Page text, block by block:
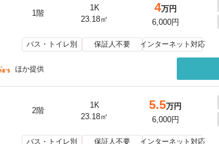
1階
1K
23.18㎡
4万円
6,000円
バス・トイレ別 保証人不要 インターネット対応
ほか提供
2階
1K
23.18㎡
5.5万円
6,000円
バス・トイレ別 保証人不要 インターネット対応